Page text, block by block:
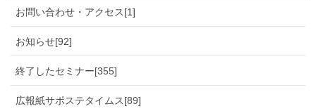
お問い合わせ・アクセス[1]
お知らせ[92]
終了したセミナー[355]
広報紙サポステタイムス[89]